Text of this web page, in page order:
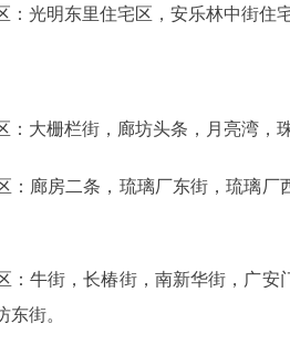
光明东里住宅区，安乐林中街住
大栅栏街，廊坊头条，月亮湾，
廊房二条，琉璃厂东街，琉璃厂
牛街，长椿街，南新华街，广安
东街。